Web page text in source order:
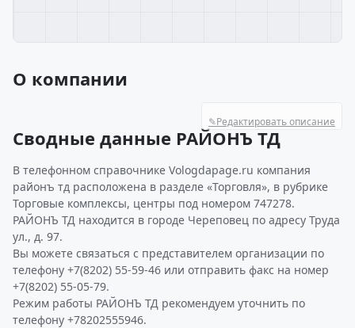
О компании
✎Редактировать описание
Сводные данные РАЙОНЪ ТД
В телефонном справочнике Vologdapage.ru компания
районъ тд расположена в разделе «Торговля», в рубрике
Торговые комплексы, центры под номером 747278.
РАЙОНЪ ТД находится в городе Череповец по адресу Труда
ул., д. 97.
Вы можете связаться с представителем организации по
телефону +7(8202) 55-59-46 или отправить факс на номер
+7(8202) 55-05-79.
Режим работы РАЙОНЪ ТД рекомендуем уточнить по
телефону +78202555946.